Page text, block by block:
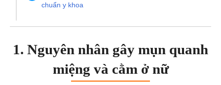
chuẩn y khoa
1. Nguyên nhân gây mụn quanh
miệng và cằm ở nữ